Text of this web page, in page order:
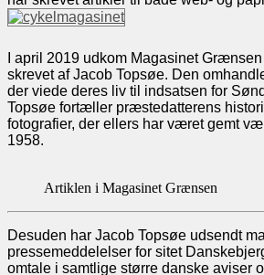
I april 2019 udkom Magasinet
skrevet af Jacob Topsøe. Den
der viede deres liv til indsatsen for
Topsøe fortæller præstedatterens
fotografier, der ellers har været gemt
1958.
Artiklen i Magasinet Grænsen
Desuden har Jacob Topsøe udsendt
pressemeddelelser for sitet
omtale i samtlige større danske aviser